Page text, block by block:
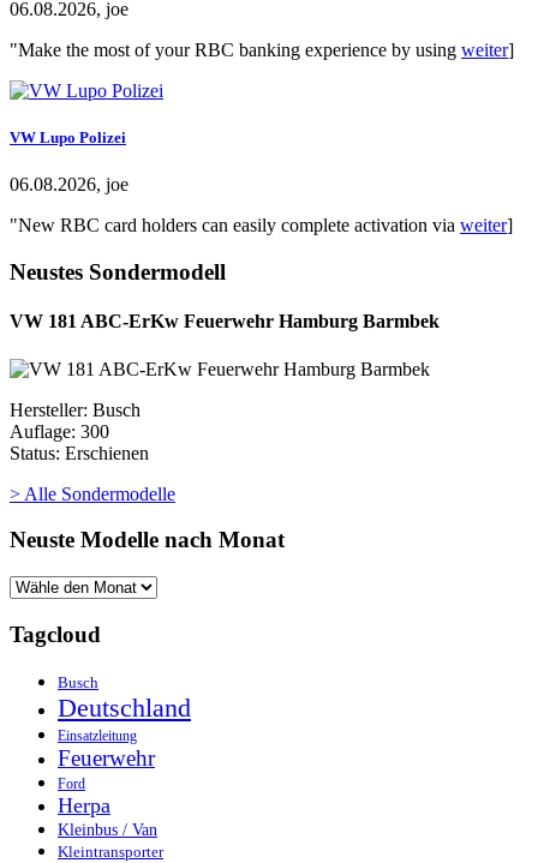
06.08.2026, joe
"Make the most of your RBC banking experience by using weiter]
VW Lupo Polizei
06.08.2026, joe
"New RBC card holders can easily complete activation via weiter]
Neustes Sondermodell
VW 181 ABC-ErKw Feuerwehr Hamburg Barmbek
Hersteller: Busch
Auflage: 300
Status: Erschienen
> Alle Sondermodelle
Neuste Modelle nach Monat
Tagcloud
Busch
Deutschland
Einsatzleitung
Feuerwehr
Ford
Herpa
Kleinbus / Van
Kleintransporter